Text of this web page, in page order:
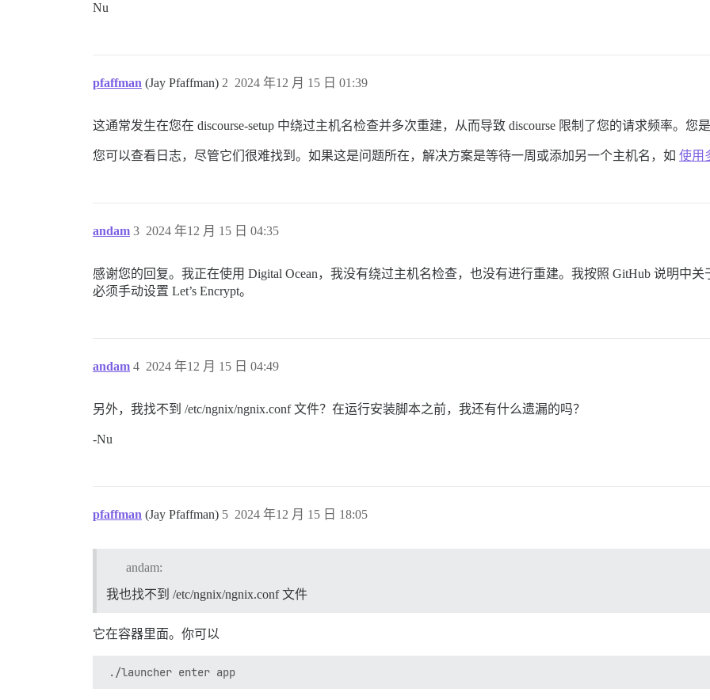
Nu
pfaffman (Jay Pfaffman) 2024 年12 月 15 日 01:39
2
这通常发生在您在 discourse-setup 中绕过主机名检查并多次重建，从而导致 discourse 限制了您的请求频率。您
您可以查看日志，尽管它们很难找到。如果这是问题所在，解决方案是等待一周或添加另一个主机名，如 使用
andam 2024 年12 月 15 日 04:35
3
感谢您的回复。我正在使用 Digital Ocean，我没有绕过主机名检查，也没有进行重建。我按照 GitHub 说明中
必须手动设置 Let’s Encrypt。
andam 2024 年12 月 15 日 04:49
4
另外，我找不到 /etc/ngnix/ngnix.conf 文件？在运行安装脚本之前，我还有什么遗漏的吗？
-Nu
pfaffman (Jay Pfaffman) 2024 年12 月 15 日 18:05
5
andam:
我也找不到 /etc/ngnix/ngnix.conf 文件
它在容器里面。你可以